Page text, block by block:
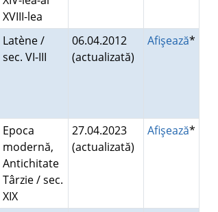
XVIII-lea
Latène /
sec. VI-III
06.04.2012
(actualizată)
Afişează*
Epoca
modernă,
Antichitate
Târzie / sec.
XIX
27.04.2023
(actualizată)
Afişează*